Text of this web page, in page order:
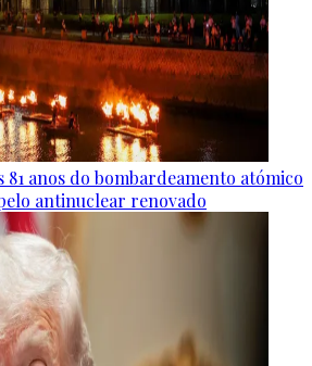
81 anos do bombardeamento atómico
antinuclear renovado